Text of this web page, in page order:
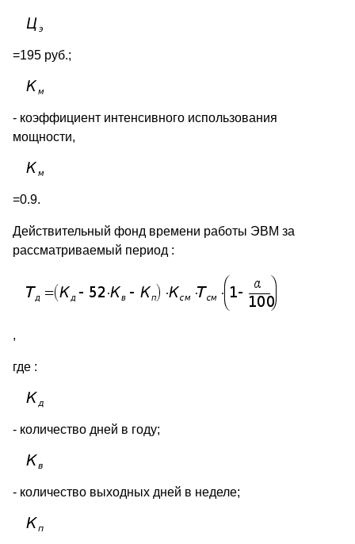
=195 руб.;
- коэффициент интенсивного использования
мощности,
=0.9.
Действительный фонд времени работы ЭВМ за
рассматриваемый период :
,
где :
- количество дней в году;
- количество выходных дней в неделе;